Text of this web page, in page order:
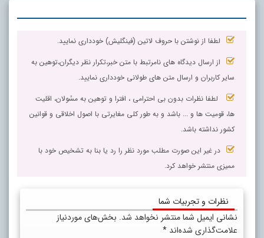
لطفا از نوشتن با حروف لاتین (فینگلیش) خودداری نمایید.
از ارسال دیدگاه های نامرتبط با متن خبر،تکرار نظر دیگران،توهین به
سایر کاربران و ارسال متن های طولانی خودداری نمایید.
لطفا نظرات بدون بی احترامی ، افترا و توهین به مسٔولان، اقلیت
ها، قومیت ها و ... باشد و به طور کلی مغایرتی با اصول اخلاقی و قوانین
کشور نداشته باشد.
در غیر این صورت مطلب مورد نظر را رد یا بنا به تشخیص خود با
ممیزی منتشر خواهد کرد.
نظرات و تجربیات شما
نشانی ایمیل شما منتشر نخواهد شد. بخش‌های موردنیاز
علامت‌گذاری شده‌اند *